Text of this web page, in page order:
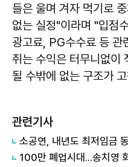
들은 울며 겨자 먹기로
없는 실정"이라며 "입점
광고료, PG수수료 등 관
쥐는 수익은 터무니없이
될 수밖에 없는 구조가
관련기사
소공연, 내년도 최저임금